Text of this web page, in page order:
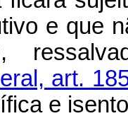
e que
art.
e